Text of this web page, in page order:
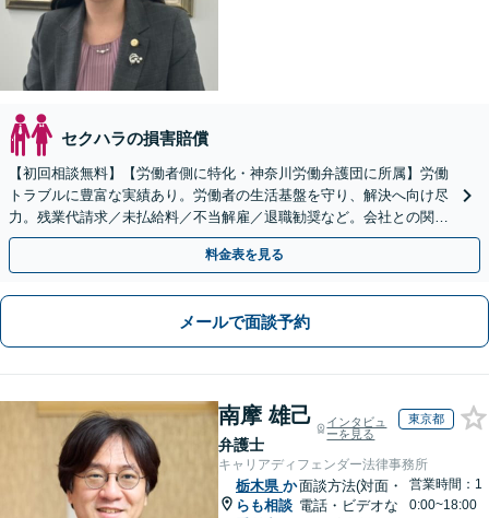
セクハラの損害賠償
【初回相談無料】【労働者側に特化・神奈川労働弁護団に所属】労働
トラブルに豊富な実績あり。労働者の生活基盤を守り、解決へ向け尽
力。残業代請求／未払給料／不当解雇／退職勧奨など。会社との関係
性も考慮し、ご意向を尊重しながら丁寧に対応いたします
料金表を見る
メールで面談予約
南摩 雄己
弁護士
インタビュ
ーを見る
東京都
キャリアディフェンダー法律事務所
栃木県 か
らも相談
面談方法(対面・
電話・ビデオな
営業時間：1
0:00~18:00